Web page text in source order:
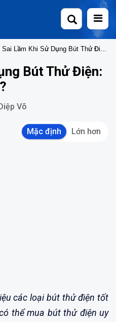
Lầm Khi Sử Dụng Bút Thử Điện: Bạn Đã Biết Chưa?
Bút Thử Điện:
Võ
Mặc định Lớn hơn
các loại bút thử điện tốt
thể mua bút thử điện uy